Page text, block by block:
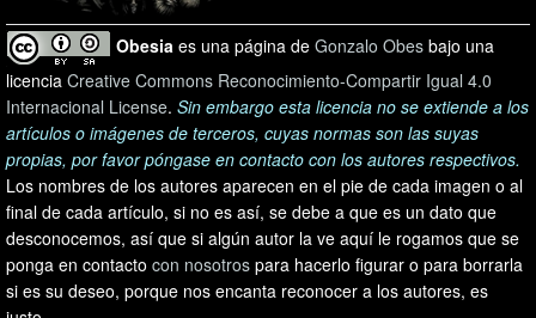
Obesia es una página de Gonzalo Obes bajo una
licencia Creative Commons Reconocimiento-Compartir Igual 4.0
Internacional License. Sin embargo esta licencia no se extiende a los
artículos o imágenes de terceros, cuyas normas son las suyas
propias, por favor póngase en contacto con los autores respectivos.
Los nombres de los autores aparecen en el pie de cada imagen o al
final de cada artículo, si no es así, se debe a que es un dato que
desconocemos, así que si algún autor la ve aquí le rogamos que se
ponga en contacto con nosotros para hacerlo figurar o para borrarla
si es su deseo, porque nos encanta reconocer a los autores, es